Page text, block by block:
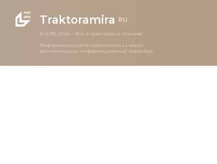
Traktoramira RU
© 2018–2026 – Все о тракторах и технике
Информация сайта traktoramira.ru носит
исключительно информационный характер.